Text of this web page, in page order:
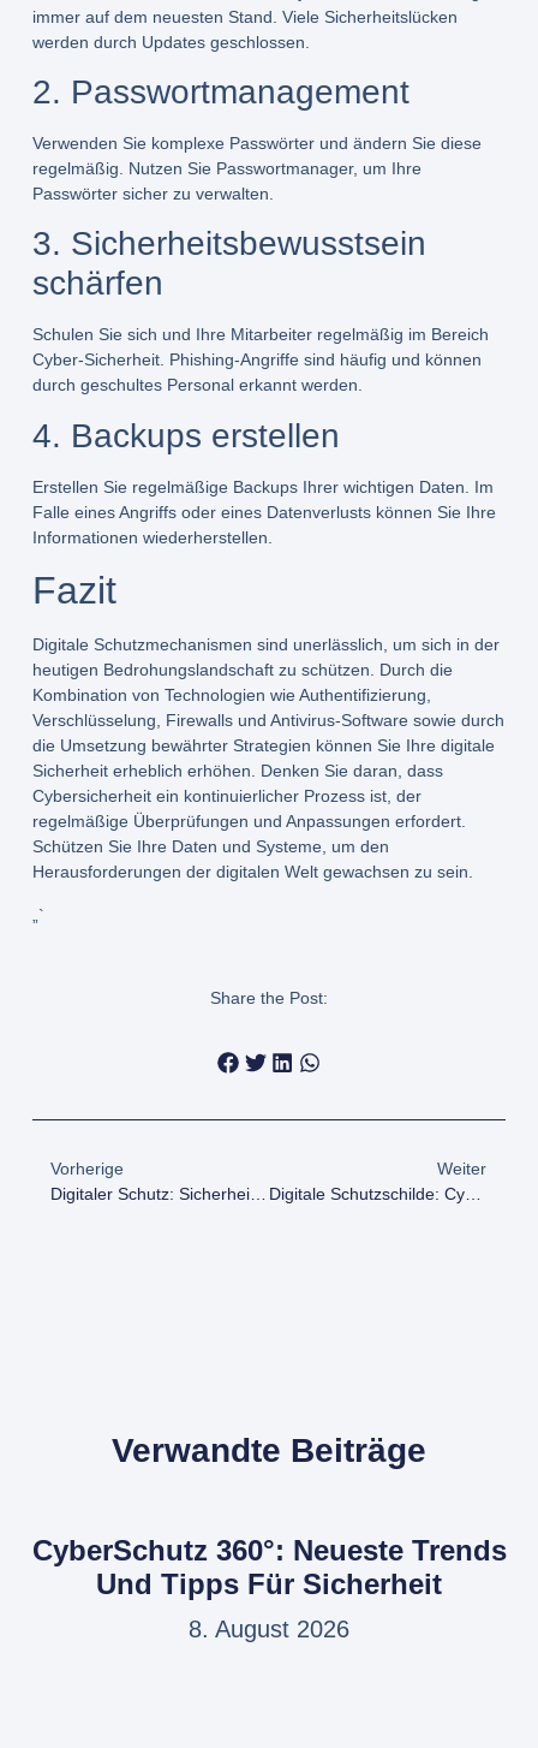
immer auf dem neuesten Stand. Viele Sicherheitslücken
werden durch Updates geschlossen.
2. Passwortmanagement
Verwenden Sie komplexe Passwörter und ändern Sie diese
regelmäßig. Nutzen Sie Passwortmanager, um Ihre
Passwörter sicher zu verwalten.
3. Sicherheitsbewusstsein
schärfen
Schulen Sie sich und Ihre Mitarbeiter regelmäßig im Bereich
Cyber-Sicherheit. Phishing-Angriffe sind häufig und können
durch geschultes Personal erkannt werden.
4. Backups erstellen
Erstellen Sie regelmäßige Backups Ihrer wichtigen Daten. Im
Falle eines Angriffs oder eines Datenverlusts können Sie Ihre
Informationen wiederherstellen.
Fazit
Digitale Schutzmechanismen sind unerlässlich, um sich in der
heutigen Bedrohungslandschaft zu schützen. Durch die
Kombination von Technologien wie Authentifizierung,
Verschlüsselung, Firewalls und Antivirus-Software sowie durch
die Umsetzung bewährter Strategien können Sie Ihre digitale
Sicherheit erheblich erhöhen. Denken Sie daran, dass
Cybersicherheit ein kontinuierlicher Prozess ist, der
regelmäßige Überprüfungen und Anpassungen erfordert.
Schützen Sie Ihre Daten und Systeme, um den
Herausforderungen der digitalen Welt gewachsen zu sein.
„`
Share the Post:
Vorherige
Digitaler Schutz: Sicherheit Im Cyberraum Verstehen
Weiter
Digitale Schutzschilde: Cybersecurity Im Fokus
Verwandte Beiträge
CyberSchutz 360°: Neueste Trends
Und Tipps Für Sicherheit
8. August 2026